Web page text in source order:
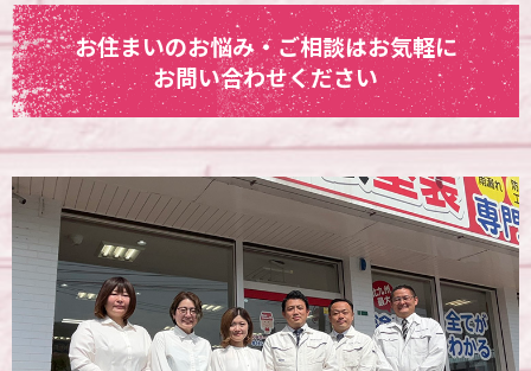
お住まいのお悩み・ご相談はお気軽に
お問い合わせください